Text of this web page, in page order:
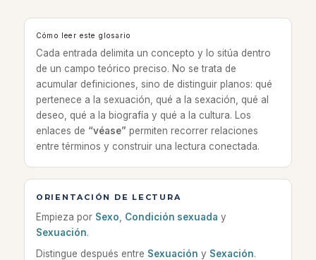
Cómo leer este glosario
Cada entrada delimita un concepto y lo sitúa dentro
de un campo teórico preciso. No se trata de
acumular definiciones, sino de distinguir planos: qué
pertenece a la sexuación, qué a la sexación, qué al
deseo, qué a la biografía y qué a la cultura. Los
enlaces de “véase” permiten recorrer relaciones
entre términos y construir una lectura conectada.
ORIENTACIÓN DE LECTURA
Empieza por Sexo Condición sexuada y
Sexuación.
Distingue después entre Sexuación y Sexación.